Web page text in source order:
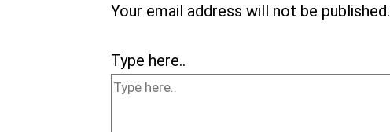
Your email address will not be published.
Type here..